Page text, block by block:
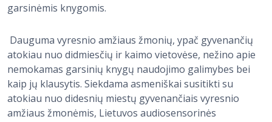
garsinėmis knygomis.
Dauguma vyresnio amžiaus žmonių, ypač gyvenančių
atokiau nuo didmiesčių ir kaimo vietovėse, nežino apie
nemokamas garsinių knygų naudojimo galimybes bei
kaip jų klausytis. Siekdama asmeniškai susitikti su
atokiau nuo didesnių miestų gyvenančiais vyresnio
amžiaus žmonėmis, Lietuvos audiosensorinės